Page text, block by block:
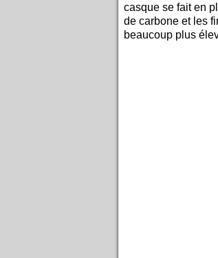
casque se fait en
de carbone et les
beaucoup plus